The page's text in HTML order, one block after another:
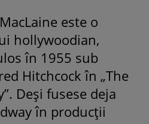
este o
hollywoodian,
în 1955 sub
Hitchcock în „The
Deși fusese deja
în producții